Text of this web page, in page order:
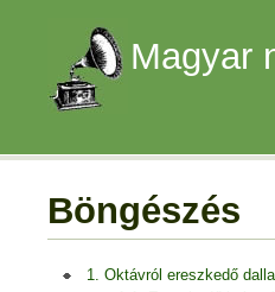
Magyar
Böngészés
1. Oktávról ereszkedő